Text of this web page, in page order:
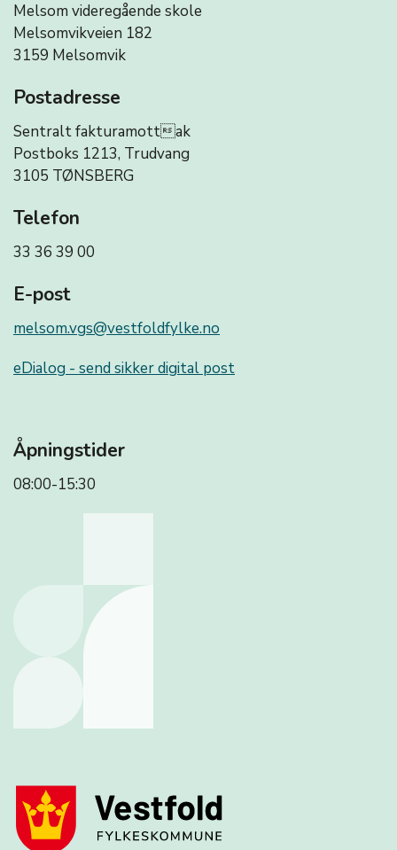
Melsom videregående skole
Melsomvikveien 182
3159 Melsomvik
Postadresse
Sentralt fakturamottak
Postboks 1213, Trudvang
3105 TØNSBERG
Telefon
33 36 39 00
E-post
melsom.vgs@vestfoldfylke.no
eDialog - send sikker digital post
Åpningstider
08:00-15:30